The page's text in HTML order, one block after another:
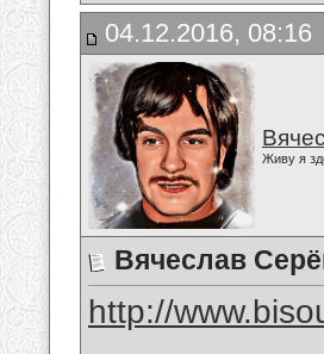
04.12.2016, 08:16
Живу я
Вячеслав
http://